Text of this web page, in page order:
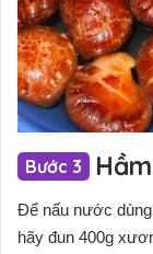
Để nấu nước
hãy đun 400g